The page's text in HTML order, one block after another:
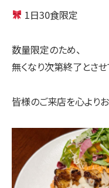
1日30食限定
数量限定のため、
無くなり次第終了とさせ
皆様のご来店を心よりお